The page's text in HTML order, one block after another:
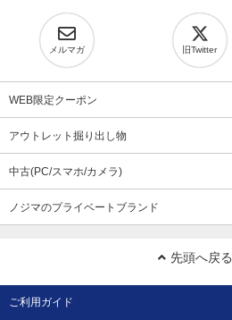
メルマガ 旧Twitter
WEB限定クーポン
アウトレット掘り出し物
中古(PC/スマホ/カメラ)
ノジマのプライベートブランド
先頭へ戻る
ご利用ガイド